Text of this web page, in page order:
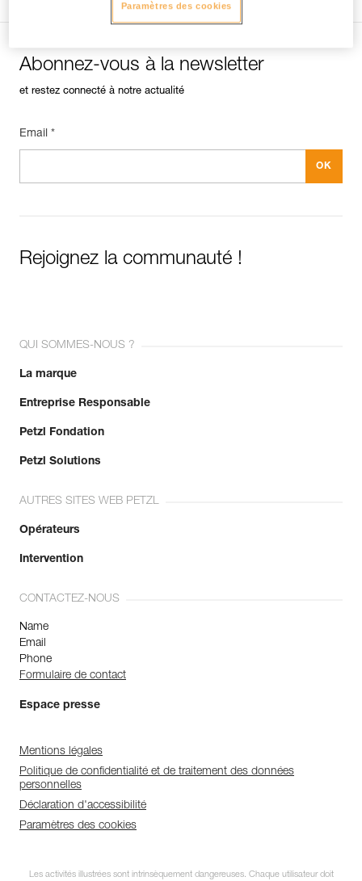
Abonnez-vous à la newsletter
et restez connecté à notre actualité
Email *
Rejoignez la communauté !
QUI SOMMES-NOUS ?
La marque
Entreprise Responsable
Petzl Fondation
Petzl Solutions
AUTRES SITES WEB PETZL
Opérateurs
Intervention
CONTACTEZ-NOUS
Name
Email
Phone
Formulaire de contact
Espace presse
Mentions légales
Politique de confidentialité et de traitement des données
personnelles
Déclaration d'accessibilité
Paramètres des cookies
Les activités illustrées sont intrinsèquement dangereuses. Chaque utilisateur doit
Paramètres des cookies